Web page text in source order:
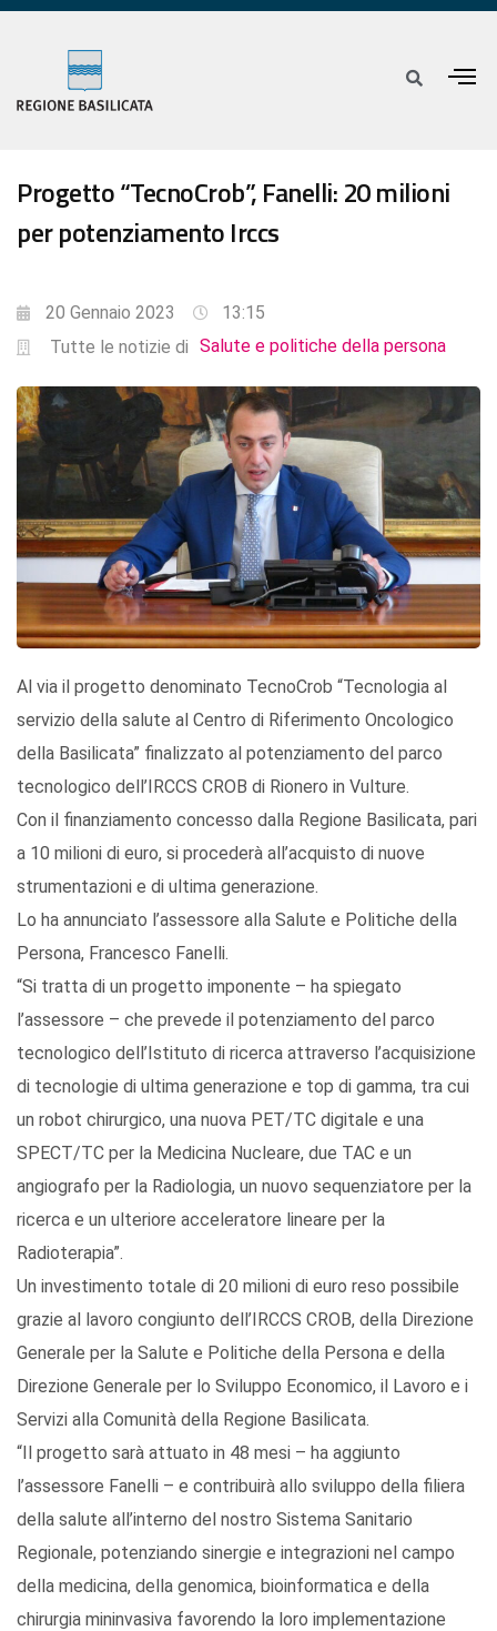
Progetto “TecnoCrob”, Fanelli: 20 milioni
per potenziamento Irccs
20 Gennaio 2023
13:15
Tutte le notizie di Salute e politiche della persona
Al via il progetto denominato TecnoCrob “Tecnologia al
servizio della salute al Centro di Riferimento Oncologico
della Basilicata” finalizzato al potenziamento del parco
tecnologico dell’IRCCS CROB di Rionero in Vulture.
Con il finanziamento concesso dalla Regione Basilicata, pari
a 10 milioni di euro, si procederà all’acquisto di nuove
strumentazioni e di ultima generazione.
Lo ha annunciato l’assessore alla Salute e Politiche della
Persona, Francesco Fanelli.
“Si tratta di un progetto imponente – ha spiegato
l’assessore – che prevede il potenziamento del parco
tecnologico dell’Istituto di ricerca attraverso l’acquisizione
di tecnologie di ultima generazione e top di gamma, tra cui
un robot chirurgico, una nuova PET/TC digitale e una
SPECT/TC per la Medicina Nucleare, due TAC e un
angiografo per la Radiologia, un nuovo sequenziatore per la
ricerca e un ulteriore acceleratore lineare per la
Radioterapia”.
Un investimento totale di 20 milioni di euro reso possibile
grazie al lavoro congiunto dell’IRCCS CROB, della Direzione
Generale per la Salute e Politiche della Persona e della
Direzione Generale per lo Sviluppo Economico, il Lavoro e i
Servizi alla Comunità della Regione Basilicata.
“Il progetto sarà attuato in 48 mesi – ha aggiunto
l’assessore Fanelli – e contribuirà allo sviluppo della filiera
della salute all’interno del nostro Sistema Sanitario
Regionale, potenziando sinergie e integrazioni nel campo
della medicina, della genomica, bioinformatica e della
chirurgia mininvasiva favorendo la loro implementazione